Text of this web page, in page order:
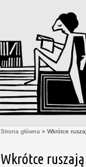
Strona główna » Wkrótce
Wkrótce